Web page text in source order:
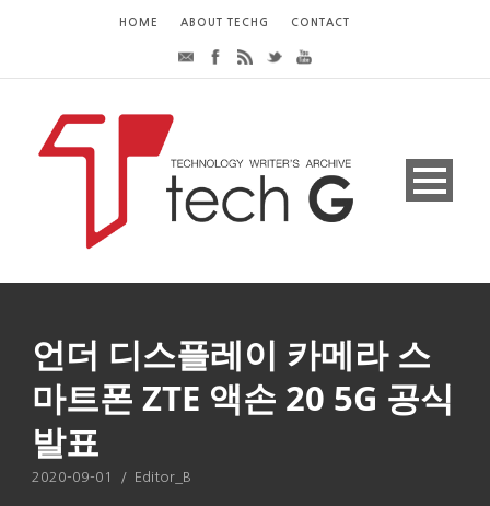
HOME ABOUT TECHG CONTACT
언더 디스플레이 카메라 스
마트폰 ZTE 액손 20 5G 공식
발표
2020-09-01 / Editor_B